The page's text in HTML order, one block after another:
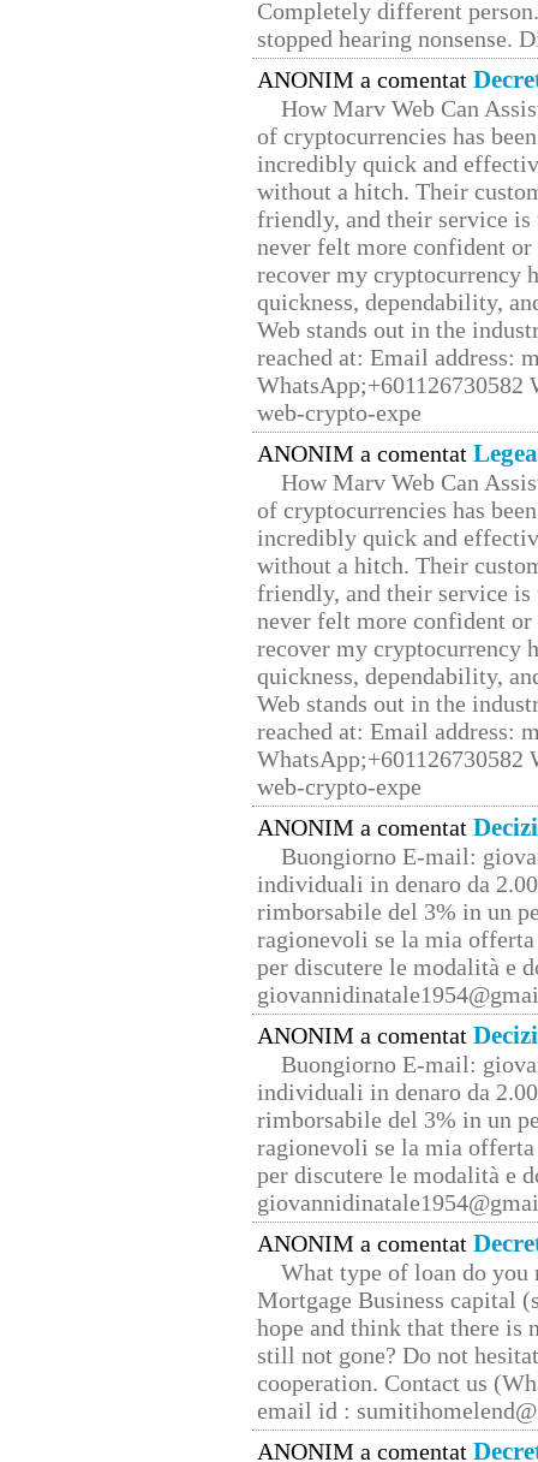
Completely different
stopped hearing nonsense.
ANONIM a comentat
How Marv Web Can
of cryptocurrencies has
incredibly quick and
without a hitch. Their
friendly, and their service
never felt more confident
recover my cryptocurrency
quickness, dependability,
Web stands out in the
reached at: Email address:
web-crypto-expe
ANONIM a comentat
How Marv Web Can
of cryptocurrencies has
incredibly quick and
without a hitch. Their
friendly, and their service
never felt more confident
recover my cryptocurrency
quickness, dependability,
Web stands out in the
reached at: Email address:
web-crypto-expe
ANONIM a comentat
Buongiorno E-mail:
individuali in denaro da
rimborsabile del 3% in un
ragionevoli se la mia
per discutere le modalità e
ANONIM a comentat
Buongiorno E-mail:
individuali in denaro da
rimborsabile del 3% in un
ragionevoli se la mia
per discutere le modalità e
ANONIM a comentat
What type of loan do you
Mortgage Business capital
hope and think that there is
still not gone? Do not
cooperation. Contact us
email id :
ANONIM a comentat